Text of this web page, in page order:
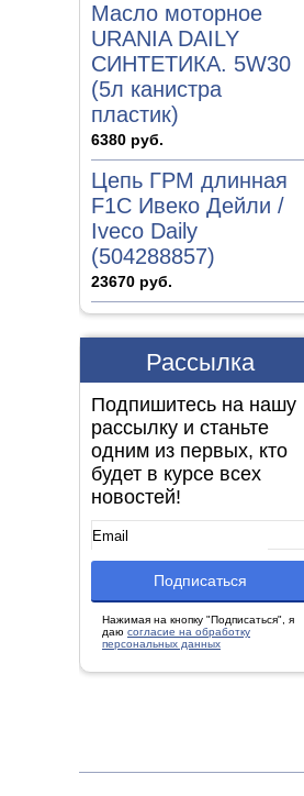
Масло моторное
URANIA DAILY
СИНТЕТИКА. 5W30
(5л канистра
пластик)
6380 руб.
Цепь ГРМ длинная
F1C Ивеко Дейли /
Iveco Daily
(504288857)
23670 руб.
Рассылка
Подпишитесь на нашу
рассылку и станьте
одним из первых, кто
будет в курсе всех
новостей!
Нажимая на кнопку "Подписаться", я
даю согласие на обработку
персональных данных